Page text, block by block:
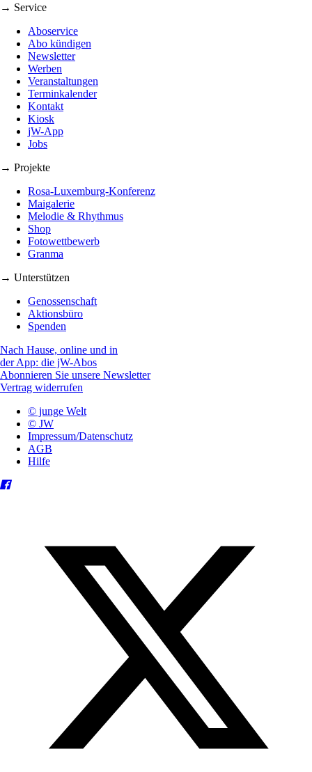
→ Service
Aboservice
Abo kündigen
Newsletter
Werben
Veranstaltungen
Terminkalender
Kontakt
Kiosk
jW-App
Jobs
→ Projekte
Rosa-Luxemburg-Konferenz
Maigalerie
Melodie & Rhythmus
Shop
Fotowettbewerb
Granma
→ Unterstützen
Genossenschaft
Aktionsbüro
Spenden
Nach Hause, online und in
der App: die jW-Abos
Abonnieren Sie unsere Newsletter
Vertrag widerrufen
© junge Welt
© JW
Impressum/Datenschutz
AGB
Hilfe